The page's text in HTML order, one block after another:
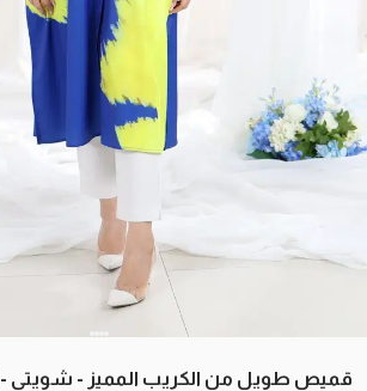
قميص طويل من الكريب المميز - شويتي - FS